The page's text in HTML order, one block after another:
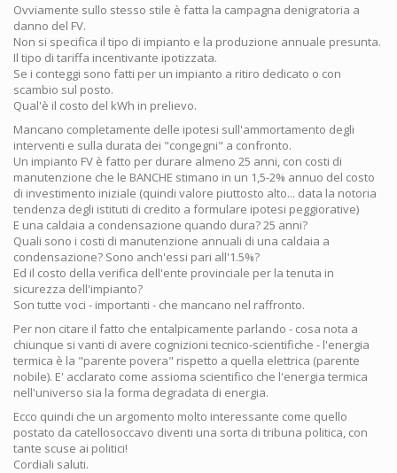
Ovviamente sullo stesso stile è fatta la campagna denigratoria a
danno del FV.
Non si specifica il tipo di impianto e la produzione annuale presunta.
Il tipo di tariffa incentivante ipotizzata.
Se i conteggi sono fatti per un impianto a ritiro dedicato o con
scambio sul posto.
Qual'è il costo del kWh in prelievo.
Mancano completamente delle ipotesi sull'ammortamento degli
interventi e sulla durata dei "congegni" a confronto.
Un impianto FV è fatto per durare almeno 25 anni, con costi di
manutenzione che le BANCHE stimano in un 1,5-2% annuo del costo
di investimento iniziale (quindi valore piuttosto alto... data la notoria
tendenza degli istituti di credito a formulare ipotesi peggiorative)
E una caldaia a condensazione quando dura? 25 anni?
Quali sono i costi di manutenzione annuali di una caldaia a
condensazione? Sono anch'essi pari all'1.5%?
Ed il costo della verifica dell'ente provinciale per la tenuta in
sicurezza dell'impianto?
Son tutte voci - importanti - che mancano nel raffronto.
Per non citare il fatto che entalpicamente parlando - cosa nota a
chiunque si vanti di avere cognizioni tecnico-scientifiche - l'energia
termica è la "parente povera" rispetto a quella elettrica (parente
nobile). E' acclarato come assioma scientifico che l'energia termica
nell'universo sia la forma degradata di energia.
Ecco quindi che un argomento molto interessante come quello
postato da catellosoccavo diventi una sorta di tribuna politica, con
tante scuse ai politici!
Cordiali saluti.